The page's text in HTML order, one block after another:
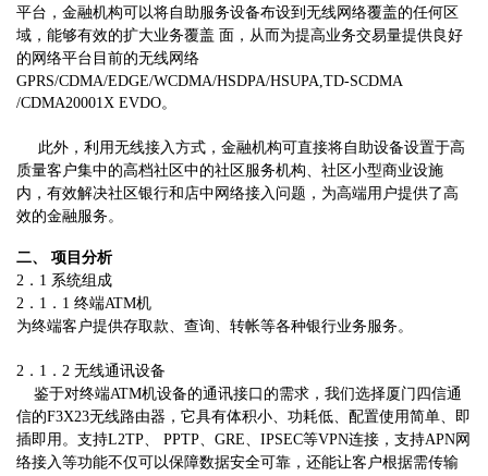
平台，金融机构可以将自助服务设备布设到无线网络覆盖的任何区
域，能够有效的扩大业务覆盖 面，从而为提高业务交易量提供良好
的网络平台目前的无线网络
GPRS/CDMA/EDGE/WCDMA/HSDPA/HSUPA,TD-SCDMA
/CDMA20001X EVDO。
此外，利用无线接入方式，金融机构可直接将自助设备设置于高
质量客户集中的高档社区中的社区服务机构、社区小型商业设施
内，有效解决社区银行和店中网络接入问题，为高端用户提供了高
效的金融服务。
二、 项目分析
2．1 系统组成
2．1．1 终端ATM机
为终端客户提供存取款、查询、转帐等各种银行业务服务。
2．1．2 无线通讯设备
鉴于对终端ATM机设备的通讯接口的需求，我们选择厦门四信通
信的F3X23无线路由器，它具有体积小、功耗低、配置使用简单、即
插即用。支持L2TP、 PPTP、GRE、IPSEC等VPN连接，支持APN网
络接入等功能不仅可以保障数据安全可靠，还能让客户根据需传输